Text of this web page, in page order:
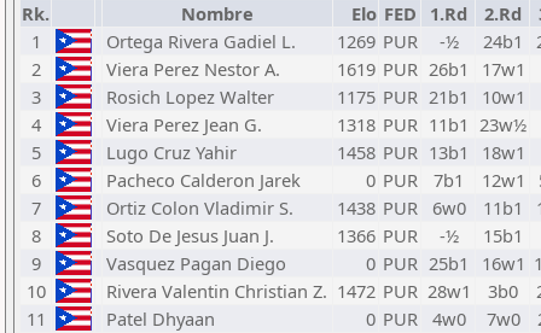
Rk. Nombre Elo FED 1.Rd 2.Rd
1
Ortega Rivera Gadiel L. 1269 PUR -½ 24b1
2
Viera Perez Nestor A. 1619 PUR 26b1
17w1
3
Rosich Lopez Walter 1175 PUR 21b1 10w1
4
Viera Perez Jean G. 1318 PUR 11b1 23w½
5
Lugo Cruz Yahir 1458 PUR 13b1 18w1
6
Pacheco Calderon Jarek 0 PUR 7b1 12w1
7
Ortiz Colon Vladimir S. 1438 PUR 6w0 11b1
8
Soto De Jesus Juan J. 1366 PUR -½ 15b1
9
Vasquez Pagan Diego 0 PUR 25b1 16w1
10
Rivera Valentin Christian Z. 1472 PUR 28w1 3b0
11
Patel Dhyaan 0 PUR 4w0 7w0